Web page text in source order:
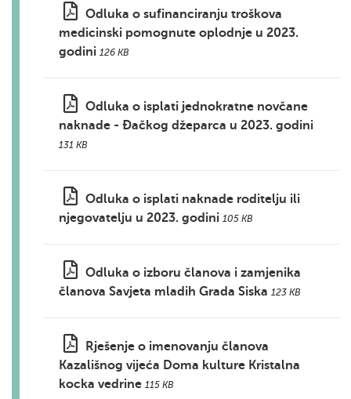
Odluka o sufinanciranju troškova
medicinski pomognute oplodnje u 2023.
godini 126 KB
Odluka o isplati jednokratne novčane
naknade - Đačkog džeparca u 2023. godini
131 KB
Odluka o isplati naknade roditelju ili
njegovatelju u 2023. godini 105 KB
Odluka o izboru članova i zamjenika
članova Savjeta mladih Grada Siska 123 KB
Rješenje o imenovanju članova
Kazališnog vijeća Doma kulture Kristalna
kocka vedrine 115 KB